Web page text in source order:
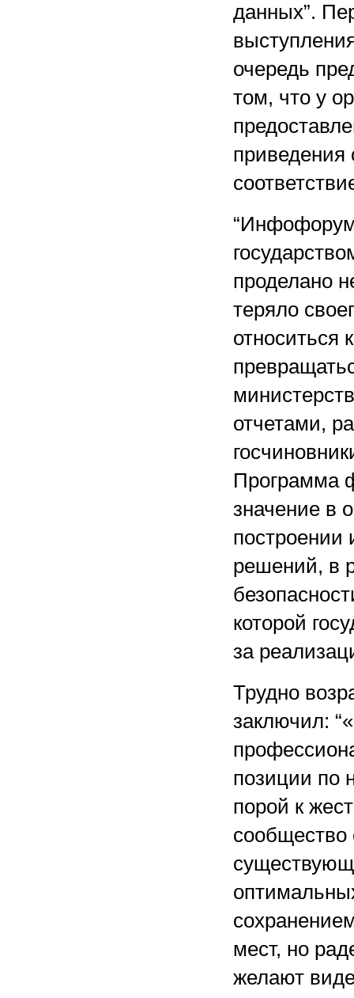
данных”.
очередь
том, что у
проделано
теряло
относиться
отчетами,
Программа
значение в
построении
решений, в
которой
за
Трудно
заключил:
позиции по
порой к
сообщество
мест, но
желают